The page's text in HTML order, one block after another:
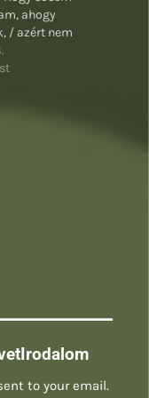
ahogy
/ azért nem
to your email.